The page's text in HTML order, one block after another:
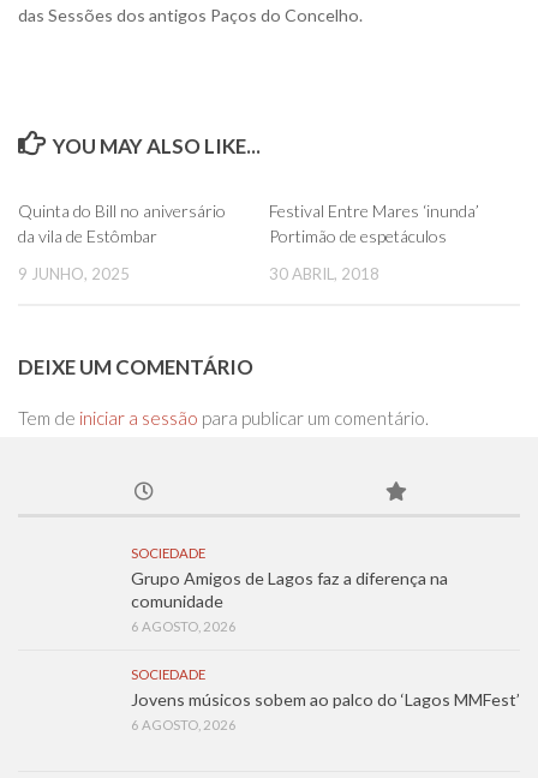
das Sessões dos antigos Paços do Concelho.
YOU MAY ALSO LIKE...
Quinta do Bill no aniversário
da vila de Estômbar
9 JUNHO, 2025
Festival Entre Mares ‘inunda’
Portimão de espetáculos
30 ABRIL, 2018
DEIXE UM COMENTÁRIO
Tem de iniciar a sessão para publicar um comentário.
SOCIEDADE
Grupo Amigos de Lagos faz a diferença na
comunidade
6 AGOSTO, 2026
SOCIEDADE
Jovens músicos sobem ao palco do ‘Lagos MMFest’
6 AGOSTO, 2026